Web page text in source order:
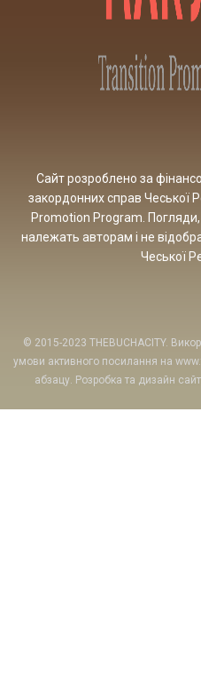
Сайт розроблено за
закордонних справ Чеської
Promotion Program. Погляди,
належать авторам і не
Чеської
© 2015-2023 THEBUCHACITY.
умови активного посилання на
абзацу. Розробка та дизайн